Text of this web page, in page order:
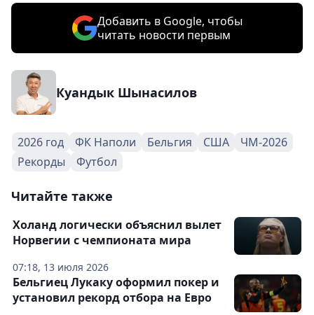
Добавить в Google, чтобы
читать новости первым
Куандык Шынасилов
2026 год ФК Наполи Бельгия США
ЧМ-2026
Рекорды
Футбол
Читайте также
07:18, 13 июля 2026
Холанд логически объяснил вылет
Норвегии с чемпионата мира
Бельгиец Лукаку оформил покер и
установил рекорд отбора на Евро